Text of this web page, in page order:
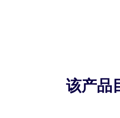
该产品